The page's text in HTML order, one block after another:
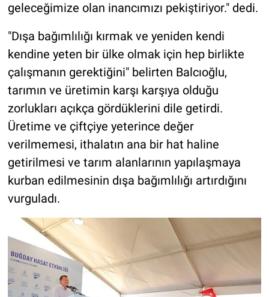
geleceğimize olan inancımızı pekiştiriyor." dedi.
"Dışa bağımlılığı kırmak ve yeniden kendi
kendine yeten bir ülke olmak için hep birlikte
çalışmanın gerektiğini" belirten Balcıoğlu,
tarımın ve üretimin karşı karşıya olduğu
zorlukları açıkça gördüklerini dile getirdi.
Üretime ve çiftçiye yeterince değer
verilmemesi, ithalatın ana bir hat haline
getirilmesi ve tarım alanlarının yapılaşmaya
kurban edilmesinin dışa bağımlılığı artırdığını
vurguladı.